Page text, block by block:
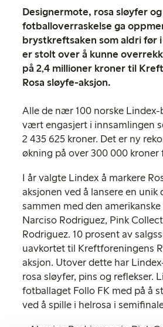
Designermote, rosa sløyfer
fotballoverraskelse ga
brystkreftsaken som aldri før
er stolt over å kunne
på 2,4 millioner kroner til
Rosa sløyfe-aksjon.
Alle de nær 100 norske
vært engasjert i innsamlingen
2 435 625 kroner. Det er ny
økning på over 300 000 kroner
I år valgte Lindex å markere
aksjonen ved å lansere en unik
sammen med den
Narciso Rodriguez, Pink
Rodriguez. 10 prosent av
uavkortet til Kreftforeningens
aksjon. Utover dette har
rosa sløyfer, pins og reflekser.
fotballaget Follo FK med på å
ved å spille i helrosa i